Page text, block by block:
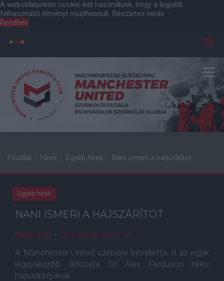
A weboldalunkon cookie-kat használunk, hogy a legjobb
felhasználói élményt nyújthassuk. Részletes leírás
Rendben
Főoldal Hírek Egyéb hírek Nani ismeri a hajszárítót
Egyéb hírek
NANI ISMERI A HAJSZÁRÍTÓT
Balog Attila • 2012. január. 20. 07:40
A Manchester United szélsõje bevallotta, õ az egyik
leggyakoribb áldozata Sir Alex Ferguson híres
hajszárítójának.